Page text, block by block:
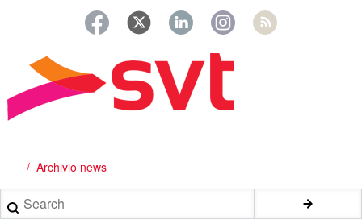
principale
Briciole
di
pane
Archivio news
Search